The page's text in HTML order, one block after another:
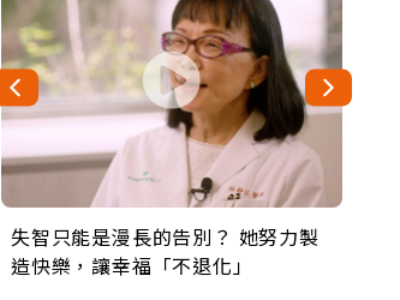
失智只能是漫長的告別？ 她努力製
造快樂，讓幸福「不退化」
來自剛果的巧克力神父 為台灣奉獻
36年 「台灣是我的家，我連作夢都
63歲卸矽谷副總、搬回台灣找快
樂！「蛋黃哥小丑」走進安養院，
104歲打破金氏世界紀錄 成為全球
最年長羽球選手，分享長壽的秘密
事業巔峰他選擇追夢…黑手阿伯拉
小提琴還登上小巨蛋！連CNN都大